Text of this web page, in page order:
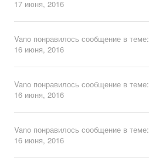
17 июня, 2016
Vano понравилось сообщение в теме:
16 июня, 2016
Vano понравилось сообщение в теме:
16 июня, 2016
Vano понравилось сообщение в теме:
16 июня, 2016